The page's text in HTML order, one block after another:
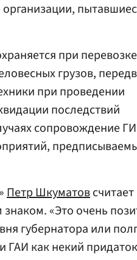
при
грузов,
при проведении
последствий
сопровождение
Петр Шкуматовсчитает
«Это очень
губернатора или
ГАИ как некий